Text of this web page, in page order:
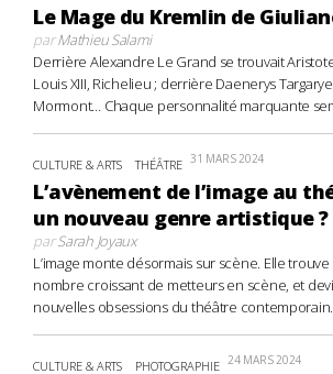
Le Mage du Kremlin de
parMathieu Salami
Derrière Alexandre Le Grand se trouvait
Louis XIII, Richelieu ; derrière Daenerys
Mormont… Chaque personnalité marquante
CULTURE & ARTS THÉÂTRE 31 MARS 2024
L’avènement de l’image au
un nouveau genre artistique ?
parSarah Joyaux
L’image monte désormais sur scène. Elle
nombre croissant de metteurs en scène, et
nouvelles obsessions du théâtre contemporain.
CULTURE & ARTS PHOTOGRAPHIE 24 MARS 2024